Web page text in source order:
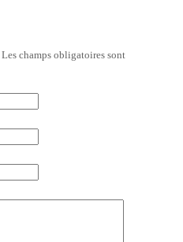
Les champs obligatoires sont